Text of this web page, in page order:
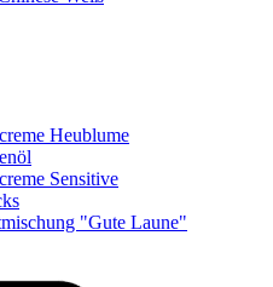
Heublume
Sensitive
"Gute Laune"